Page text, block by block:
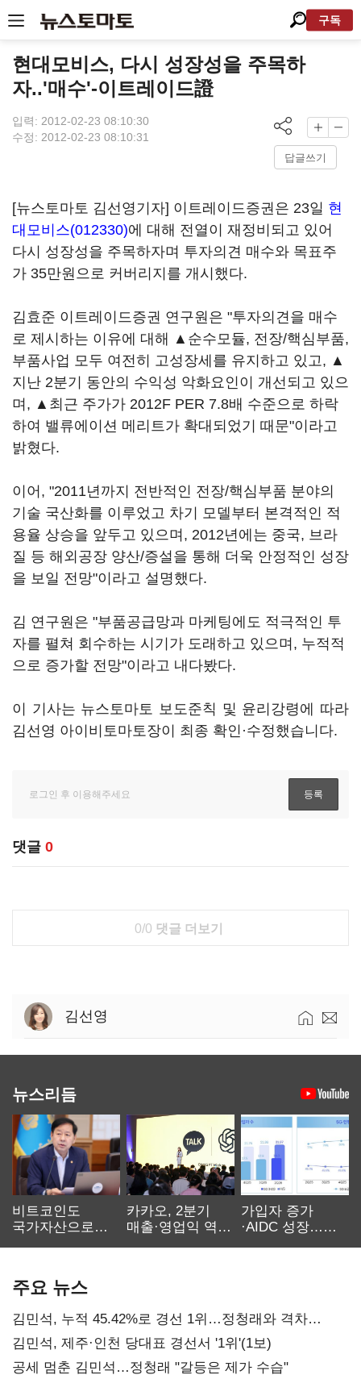
구독
현대모비스, 다시 성장성을 주목하
자..'매수'-이트레이드證
입력: 2012-02-23 08:10:30
수정: 2012-02-23 08:10:31
답글쓰기
[뉴스토마토 김선영기자] 이트레이드증권은 23일 현
대모비스(012330)에 대해 전열이 재정비되고 있어
다시 성장성을 주목하자며 투자의견 매수와 목표주
가 35만원으로 커버리지를 개시했다.
김효준 이트레이드증권 연구원은 "투자의견을 매수
로 제시하는 이유에 대해 ▲순수모듈, 전장/핵심부품,
부품사업 모두 여전히 고성장세를 유지하고 있고, ▲
지난 2분기 동안의 수익성 악화요인이 개선되고 있으
며, ▲최근 주가가 2012F PER 7.8배 수준으로 하락
하여 밸류에이션 메리트가 확대되었기 때문"이라고
밝혔다.
이어, "2011년까지 전반적인 전장/핵심부품 분야의
기술 국산화를 이루었고 차기 모델부터 본격적인 적
용율 상승을 앞두고 있으며, 2012년에는 중국, 브라
질 등 해외공장 양산/증설을 통해 더욱 안정적인 성장
을 보일 전망"이라고 설명했다.
김 연구원은 "부품공급망과 마케팅에도 적극적인 투
자를 펼쳐 회수하는 시기가 도래하고 있으며, 누적적
으로 증가할 전망"이라고 내다봤다.
이 기사는 뉴스토마토 보도준칙 및 윤리강령에 따라
김선영 아이비토마토장이 최종 확인·수정했습니다.
댓글 0
0/0 댓글 더보기
김선영
뉴스리듬
비트코인도
국가자산으로…'
카카오, 2분기
매출·영업익 역대
가입자 증가
·AIDC 성장…
주요 뉴스
김민석, 누적 45.42%로 경선 1위…정청래와 격차
0.86%p(2보)
김민석, 제주·인천 당대표 경선서 '1위'(1보)
공세 멈춘 김민석…정청래 "갈등은 제가 수습"